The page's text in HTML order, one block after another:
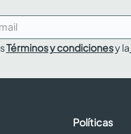
Términos y condicionesy la
Políticas